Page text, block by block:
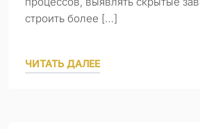
строить более […]
ЧИТАТЬ ДАЛЕЕ